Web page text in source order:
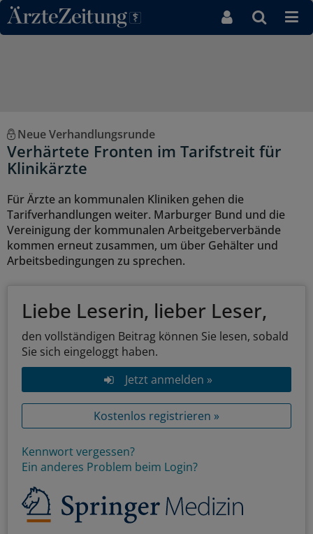
Direkt zum Inhaltsbereich
Neue Verhandlungsrunde
Verhärtete Fronten im Tarifstreit für
Klinikärzte
Für Ärzte an kommunalen Kliniken gehen die
Tarifverhandlungen weiter. Marburger Bund und die
Vereinigung der kommunalen Arbeitgeberverbände
kommen erneut zusammen, um über Gehälter und
Arbeitsbedingungen zu sprechen.
Liebe Leserin, lieber Leser,
den vollständigen Beitrag können Sie lesen, sobald
Sie sich eingeloggt haben.
Jetzt anmelden »
Kostenlos registrieren »
Kennwort vergessen?
Ein anderes Problem beim Login?